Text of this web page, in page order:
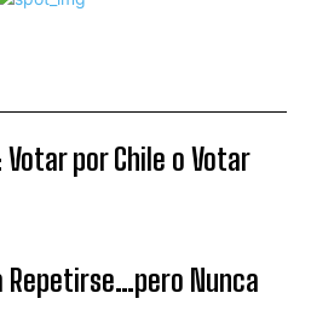
Votar por Chile o Votar
Repetirse…pero Nunca